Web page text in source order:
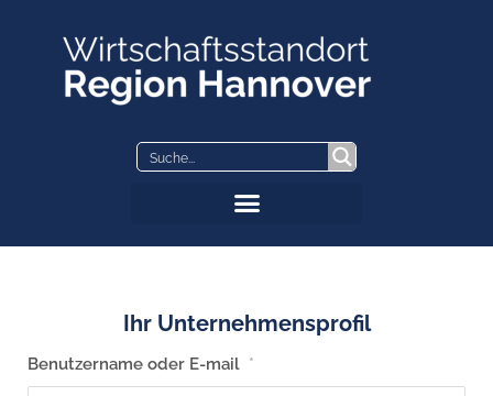
Ihr Unternehmensprofil
Benutzername oder E-mail *